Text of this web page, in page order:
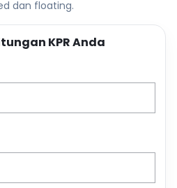
dan floating.
KPR Anda